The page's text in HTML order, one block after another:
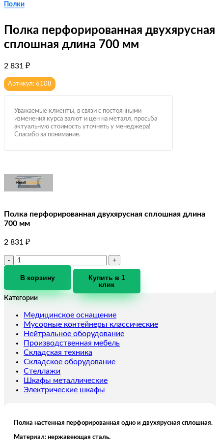
Полки
Полка перфорированная двухярусная
сплошная длина 700 мм
2 831 ₽
Артикул: 6108
Уважаемые клиенты, в связи с постоянными
изменения курса валют и цен на металл, просьба
актуальную стоимость уточнять у менеджера!
Спасибо за понимание.
Полка перфорированная двухярусная сплошная длина
700 мм
2 831 ₽
Количество
Полка
перфорированная
двухярусная
длина
700
мм
В корзину
Купить в 1
клик
Категории
Медицинское оснащение
Мусорные контейнеры классические
Нейтральное оборудование
Производственная мебель
Складская техника
Складское оборудование
Стеллажи
Шкафы металлические
Электрические шкафы
Полка настенная перфорированная одно и двухярусная сплошная.
Материал: нержавеющая сталь.